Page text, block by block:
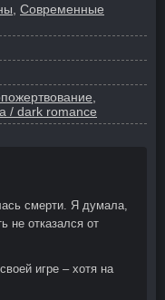
Современные
/ dark romance
смерти. Я думала,
не отказался от
игре – хотя на